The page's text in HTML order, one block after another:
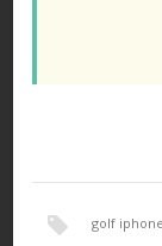
golf iphone